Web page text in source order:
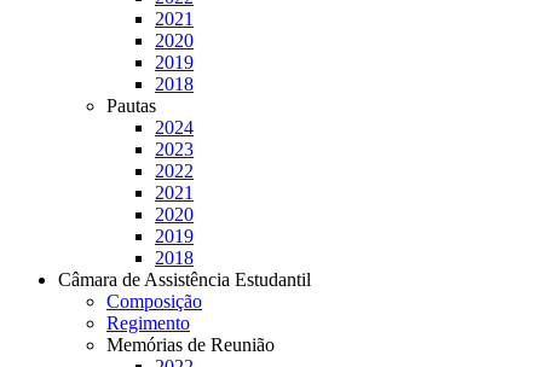
2021
2020
2019
2018
Pautas
2024
2023
2022
2021
2020
2019
2018
Câmara de Assistência Estudantil
Composição
Regimento
Memórias de Reunião